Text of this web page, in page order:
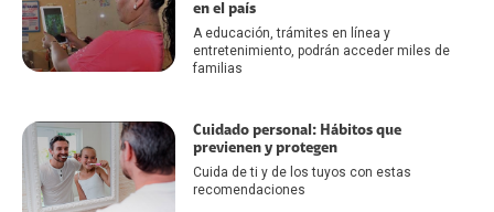
en el país
A educación, trámites en línea y
entretenimiento, podrán acceder miles de
familias
Cuidado personal: Hábitos que
previenen y protegen
Cuida de ti y de los tuyos con estas
recomendaciones